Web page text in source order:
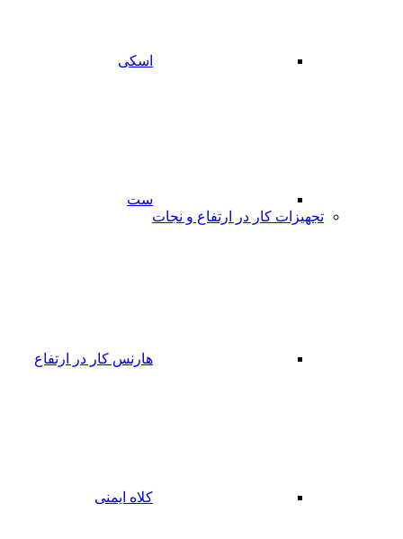
اسکی
ست
تجهیزات کار در ارتفاع و نجات
هارنس کار در ارتفاع
کلاه ایمنی